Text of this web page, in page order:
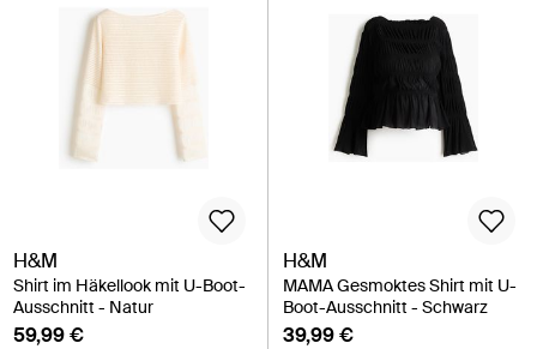
H&M
Shirt im Häkellook mit U-Boot-
Ausschnitt - Natur
59,99 €
H&M
MAMA Gesmoktes Shirt mit U-
Boot-Ausschnitt - Schwarz
39,99 €